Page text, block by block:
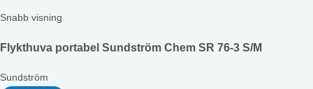
Snabb visning
Flykthuva portabel Sundström Chem SR 76-3 S/M
Sundström